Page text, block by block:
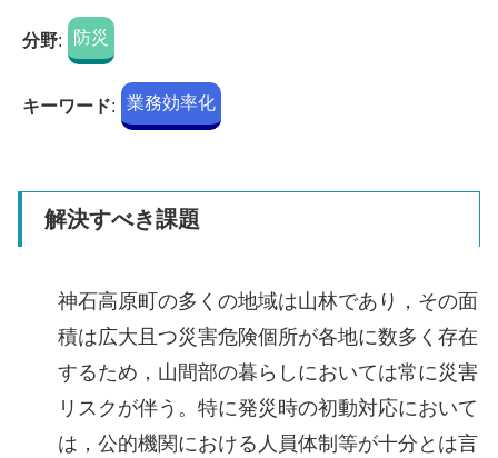
分野: 防災
キーワード: 業務効率化
解決すべき課題
神石高原町の多くの地域は山林であり，その面
積は広大且つ災害危険個所が各地に数多く存在
するため，山間部の暮らしにおいては常に災害
リスクが伴う。特に発災時の初動対応において
は，公的機関における人員体制等が十分とは言